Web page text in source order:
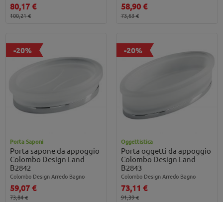
80,17 €
100,21 €
58,90 €
73,63 €
-20%
Porta Saponi
Porta sapone da appoggio
Colombo Design Land
B2842
Colombo Design Arredo Bagno
59,07 €
73,84 €
-20%
Oggettistica
Porta oggetti da appoggio
Colombo Design Land
B2843
Colombo Design Arredo Bagno
73,11 €
91,39 €